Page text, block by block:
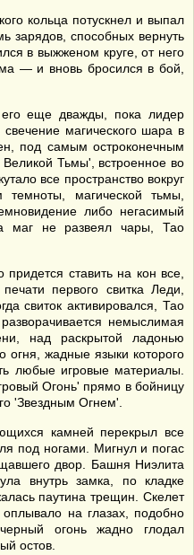
кольца потускнел и выпал
зарядов, способных вернуть
в выжженом круге, от него
— и вновь бросился в бой,
его еще дважды, пока лидер
магического шара в
под самым остроконечным
Тьмы', встроенное во
все пространство вокруг
магической тьмы,
либо негасимый
маг не развеял чары, Тао
ставить на кон все,
первого свитка Леди,
свиток активировался, Тао
немыслимая
над раскрытой ладонью
огня, жадные языки которого
любые игровые материалы.
Огонь' прямо в бойницу
'Звездным Огнем'.
камней перекрыл все
под ногами. Мигнул и погас
двор. Башня Ниэлита
внутрь замка, по кладке
паутина трещин. Скелет
на глазах, подобно
огонь жадно глодал
остов.